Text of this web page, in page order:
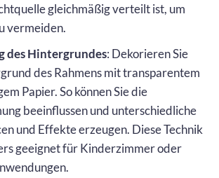
gleichmäßig verteilt ist, um
vermeiden.
des Hintergrundes: Dekorieren Sie
des Rahmens mit transparentem
Papier. So können Sie die
beeinflussen und unterschiedliche
und Effekte erzeugen. Diese Technik
geeignet für Kinderzimmer oder